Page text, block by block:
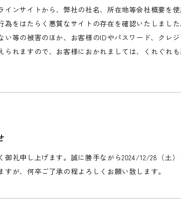
インサイトから、弊社の社名、所在地等会社概要を
為をはたらく悪質なサイトの存在を確認いたしました
い等の被害のほか、お客様のIDやパスワード、クレ
られますので、お客様におかれましては、くれぐれ
御礼申し上げます。誠に勝手ながら2024/12/28（土
が、何卒ご了承の程よろしくお願い致します。